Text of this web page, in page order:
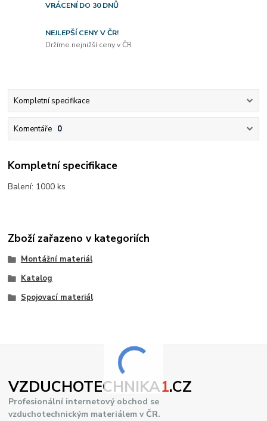
VRÁCENÍ DO 30 DNŮ
NEJLEPŠÍ CENY V ČR!
Držíme nejnižší ceny v ČR
Kompletní specifikace
Komentáře 0
Kompletní specifikace
Balení: 1000 ks
Zboží zařazeno v kategoriích
Montážní materiál
Katalog
Spojovací materiál
VZDUCHOTECHNIKA1.CZ
Profesionální internetový obchod se
vzduchotechnickým materiálem v ČR.